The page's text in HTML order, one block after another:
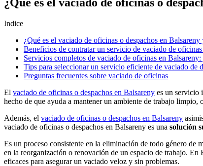
Indice
¿Qué es el vaciado de oficinas o despachos en
Beneficios de contratar un servicio de vaciado de
Servicios completos de vaciado de oficinas en Balsareny:
Tips para seleccionar un servicio eficiente de vaciado de
Preguntas frecuentes sobre vaciado de oficinas
El vaciado de oficinas o despachos en Balsareny es un servicio
hecho de que ayuda a mantener un ambiente de trabajo
Además, el vaciado de oficinas o despachos en Balsareny
vaciado de oficinas o despachos en Balsareny es una solución
Es un proceso consistente en la eliminación de todo género de
en la reorganización o renovación de un espacio de trabajo. En
eficaces para asegurar un vaciado veloz y sin problemas.